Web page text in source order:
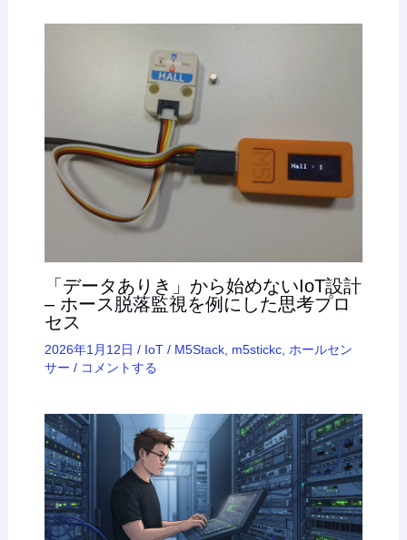
「データありき」から始めないIoT設計
– ホース脱落監視を例にした思考プロ
セス
2026年1月12日 / IoT/ M5Stack, m5stickc, ホールセン
サー / コメントする